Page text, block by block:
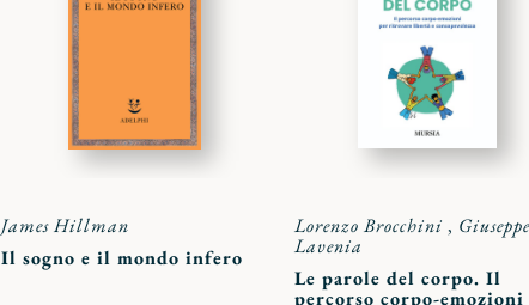
James Hillman
Il sogno e il mondo infero
Lorenzo Brocchini , Giuseppe
Lavenia
Le parole del corpo. Il
percorso corpo-emozioni